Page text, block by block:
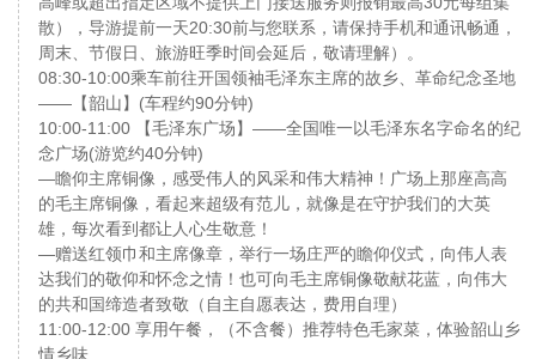
散），导游提前一天20:30前与您联系，请保持手机和通讯畅通，
周末、节假日、旅游旺季时间会延后，敬请理解）。
08:30-10:00乘车前往开国领袖毛泽东主席的故乡、革命纪念圣地
——【韶山】(车程约90分钟)
10:00-11:00 【毛泽东广场】——全国唯一以毛泽东名字命名的纪
念广场(游览约40分钟)
—瞻仰主席铜像，感受伟人的风采和伟大精神！广场上那座高高
的毛主席铜像，看起来超级有范儿，就像是在守护我们的大英
雄，每次看到都让人心生敬意！
—赠送红领巾和主席像章，举行一场庄严的瞻仰仪式，向伟人表
达我们的敬仰和怀念之情！也可向毛主席铜像敬献花蓝，向伟大
的共和国缔造者致敬（自主自愿表达，费用自理）
11:00-12:00 享用午餐，（不含餐）推荐特色毛家菜，体验韶山乡
情乡味